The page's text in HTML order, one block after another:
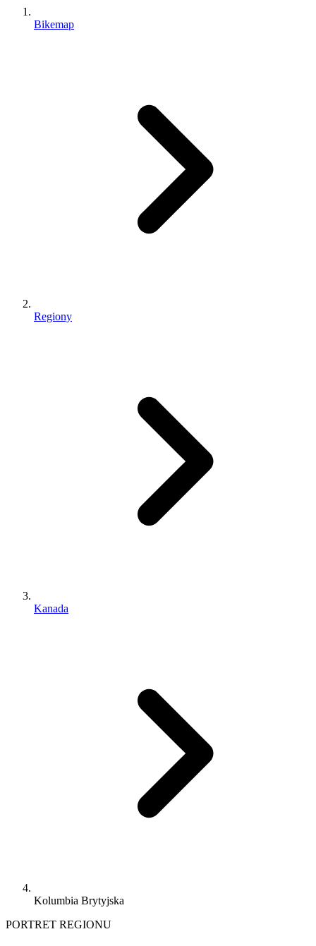
Bikemap
Regiony
Kanada
Kolumbia Brytyjska
PORTRET REGIONU